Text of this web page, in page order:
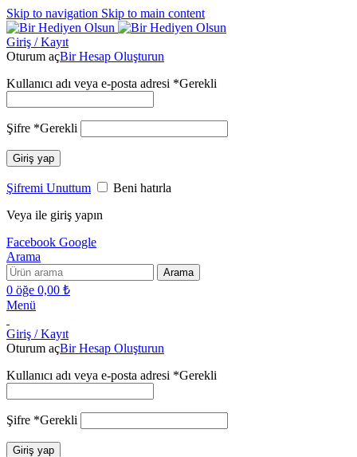
Skip to navigation Skip to main content
Giriş / Kayıt
Oturum açBir Hesap Oluşturun
Kullanıcı adı veya e-posta adresi *Gerekli
Şifre *Gerekli
Giriş yap
Şifremi Unuttum
Beni hatırla
Veya ile giriş yapın
Facebook Google
Arama
Arama
0 öğe 0,00 ₺
Menü
Giriş / Kayıt
Oturum açBir Hesap Oluşturun
Kullanıcı adı veya e-posta adresi *Gerekli
Şifre *Gerekli
Giriş yap